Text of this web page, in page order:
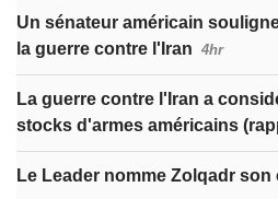
Un sénateur américain
la guerre contre l'Iran 4hr
La guerre contre l'Iran a
stocks d'armes américains
Le Leader nomme Zolqadr